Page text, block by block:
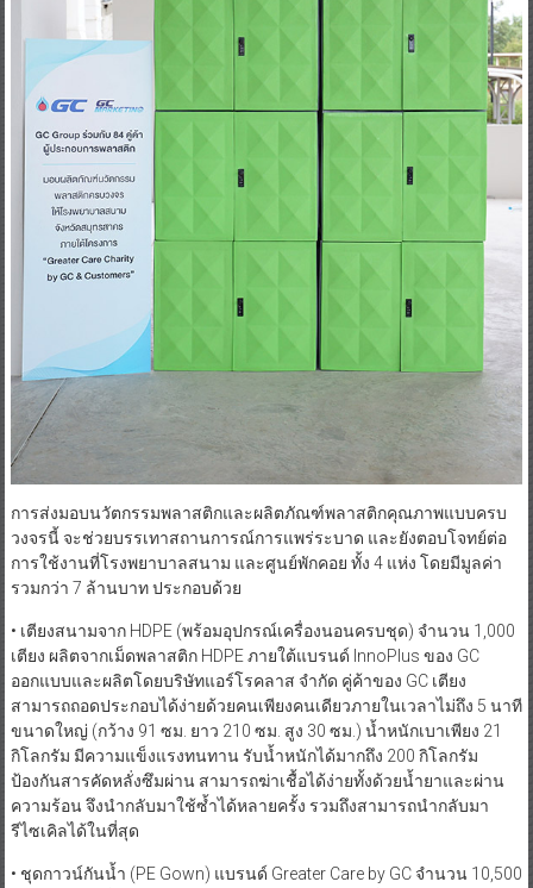
การส่งมอบนวัตกรรมพลาสติกและผลิตภัณฑ์พลาสติกคุณภาพแบบครบ
วงจรนี้ จะช่วยบรรเทาสถานการณ์การแพร่ระบาด และยังตอบโจทย์ต่อ
การใช้งานที่โรงพยาบาลสนาม และศูนย์พักคอย ทั้ง 4 แห่ง โดยมีมูลค่า
รวมกว่า 7 ล้านบาท ประกอบด้วย
• เตียงสนามจาก HDPE (พร้อมอุปกรณ์เครื่องนอนครบชุด) จำนวน 1,000
เตียง ผลิตจากเม็ดพลาสติก HDPE ภายใต้แบรนด์ InnoPlus ของ GC
ออกแบบและผลิตโดยบริษัทแอร์โรคลาส จำกัด คู่ค้าของ GC เตียง
สามารถถอดประกอบได้ง่ายด้วยคนเพียงคนเดียวภายในเวลาไม่ถึง 5 นาที
ขนาดใหญ่ (กว้าง 91 ซม. ยาว 210 ซม. สูง 30 ซม.) น้ำหนักเบาเพียง 21
กิโลกรัม มีความแข็งแรงทนทาน รับน้ำหนักได้มากถึง 200 กิโลกรัม
ป้องกันสารคัดหลั่งซึมผ่าน สามารถฆ่าเชื้อได้ง่ายทั้งด้วยน้ำยาและผ่าน
ความร้อน จึงนำกลับมาใช้ซ้ำได้หลายครั้ง รวมถึงสามารถนำกลับมา
รีไซเคิลได้ในที่สุด
• ชุดกาวน์กันน้ำ (PE Gown) แบรนด์ Greater Care by GC จำนวน 10,500